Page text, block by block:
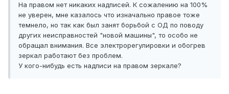
На правом нет никаких надписей. К сожалению на 100%
не уверен, мне казалось что изначально правое тоже
темнело, но так как был занят борьбой с ОД по поводу
других неисправностей "новой машины", то особо не
обращал внимания. Все электрорегулировки и обогрев
зеркал работают без проблем.
У кого-нибудь есть надписи на правом зеркале?